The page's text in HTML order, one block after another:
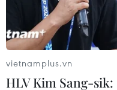
#Toyota Avalon đời 2013
#Giá khởi điểm
#Thị
vietnamplus.vn
HLV Kim Sang-